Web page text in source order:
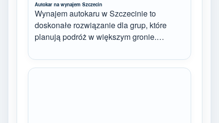
Autokar na wynajem Szczecin
Wynajem autokaru w Szczecinie to
doskonałe rozwiązanie dla grup, które
planują podróż w większym gronie.…